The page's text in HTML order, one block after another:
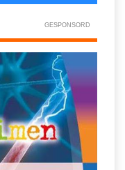
GESPONSORD